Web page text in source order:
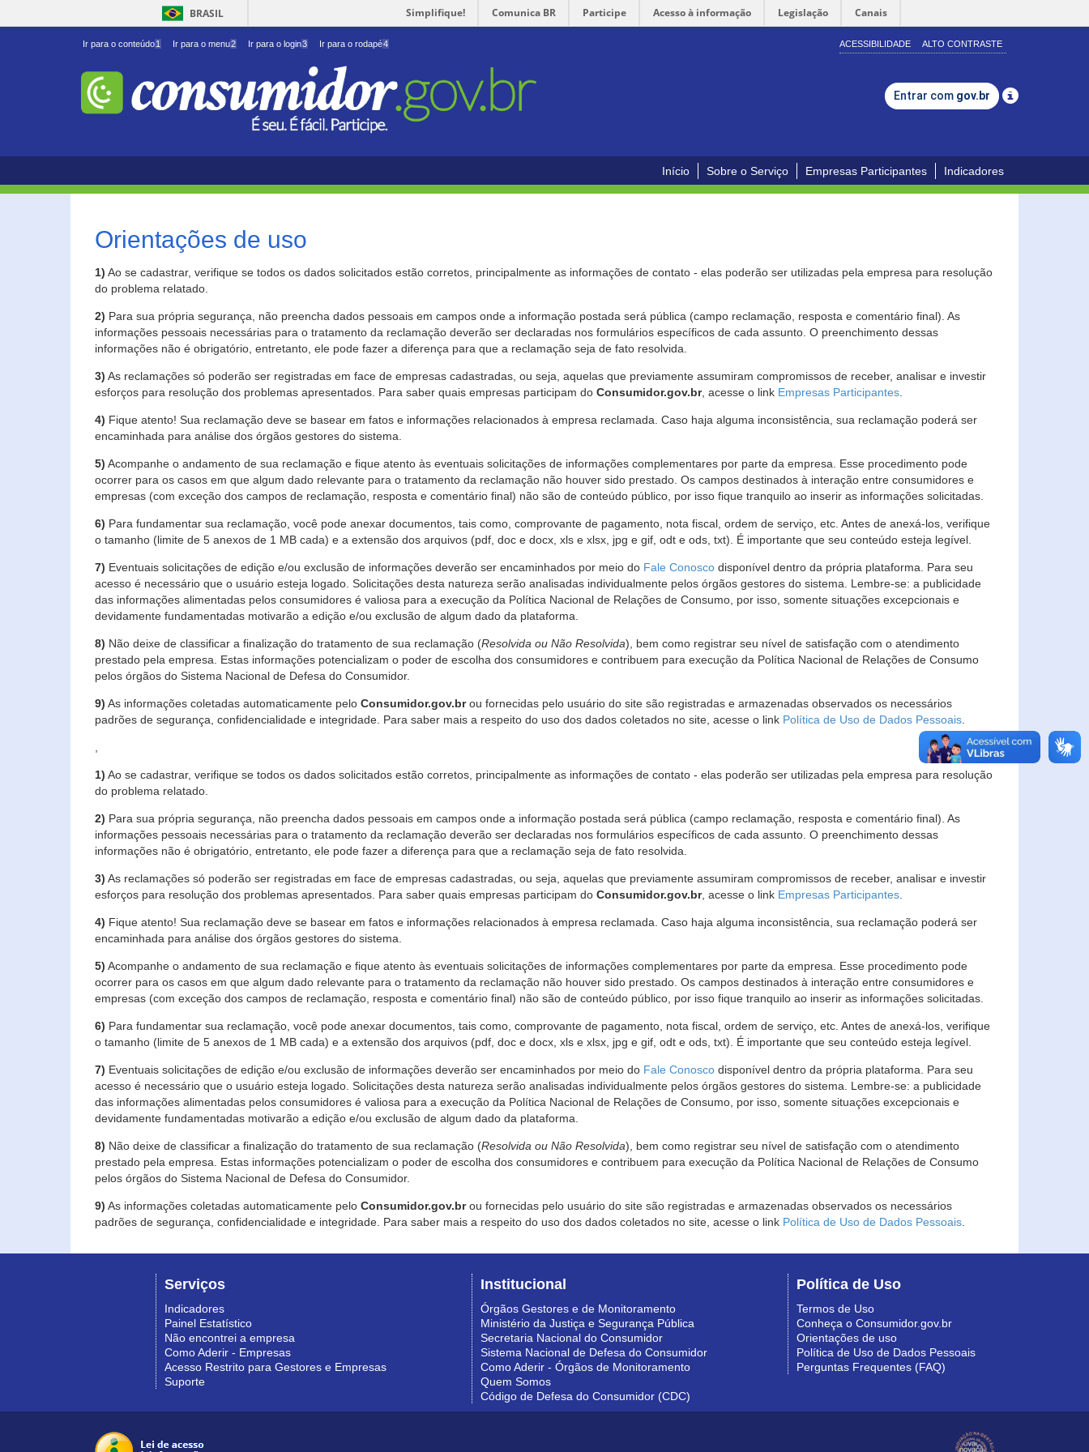
BRASIL Simplifique! Comunica BR Participe Acesso à informação Legislação Canais
Ir para o conteúdo1 Ir para o menu2 Ir para o login3 Ir para o rodapé4 ACESSIBILIDADE ALTO CONTRASTE
Entrar com gov.br
Início Sobre o Serviço Empresas Participantes Indicadores
Orientações de uso
1) Ao se cadastrar, verifique se todos os dados solicitados estão corretos, principalmente as informações de contato - elas poderão ser utilizadas pela empresa para resolução
do problema relatado.
2) Para sua própria segurança, não preencha dados pessoais em campos onde a informação postada será pública (campo reclamação, resposta e comentário final). As
informações pessoais necessárias para o tratamento da reclamação deverão ser declaradas nos formulários específicos de cada assunto. O preenchimento dessas
informações não é obrigatório, entretanto, ele pode fazer a diferença para que a reclamação seja de fato resolvida.
3) As reclamações só poderão ser registradas em face de empresas cadastradas, ou seja, aquelas que previamente assumiram compromissos de receber, analisar e investir
esforços para resolução dos problemas apresentados. Para saber quais empresas participam do Consumidor.gov.br, acesse o link Empresas Participantes
4) Fique atento! Sua reclamação deve se basear em fatos e informações relacionados à empresa reclamada. Caso haja alguma inconsistência, sua reclamação poderá ser
encaminhada para análise dos órgãos gestores do sistema.
5) Acompanhe o andamento de sua reclamação e fique atento às eventuais solicitações de informações complementares por parte da empresa. Esse procedimento pode
ocorrer para os casos em que algum dado relevante para o tratamento da reclamação não houver sido prestado. Os campos destinados à interação entre consumidores e
empresas (com exceção dos campos de reclamação, resposta e comentário final) não são de conteúdo público, por isso fique tranquilo ao inserir as informações solicitadas.
6) Para fundamentar sua reclamação, você pode anexar documentos, tais como, comprovante de pagamento, nota fiscal, ordem de serviço, etc. Antes de anexá-los, verifique
o tamanho (limite de 5 anexos de 1 MB cada) e a extensão dos arquivos (pdf, doc e docx, xls e xlsx, jpg e gif, odt e ods, txt). É importante que seu conteúdo esteja legível.
7) Eventuais solicitações de edição e/ou exclusão de informações deverão ser encaminhados por meio do Fale Conosco disponível dentro da própria plataforma. Para seu
acesso é necessário que o usuário esteja logado. Solicitações desta natureza serão analisadas individualmente pelos órgãos gestores do sistema. Lembre-se: a publicidade
das informações alimentadas pelos consumidores é valiosa para a execução da Política Nacional de Relações de Consumo, por isso, somente situações excepcionais e
devidamente fundamentadas motivarão a edição e/ou exclusão de algum dado da plataforma.
8) Não deixe de classificar a finalização do tratamento de sua reclamação (Resolvida ou Não Resolvida), bem como registrar seu nível de satisfação com o atendimento
prestado pela empresa. Estas informações potencializam o poder de escolha dos consumidores e contribuem para execução da Política Nacional de Relações de Consumo
pelos órgãos do Sistema Nacional de Defesa do Consumidor.
9) As informações coletadas automaticamente pelo Consumidor.gov.brou fornecidas pelo usuário do site são registradas e armazenadas observados os necessários
padrões de segurança, confidencialidade e integridade. Para saber mais a respeito do uso dos dados coletados no site, acesse o link Política de Uso de Dados Pessoais
1) Ao se cadastrar, verifique se todos os dados solicitados estão corretos, principalmente as informações de contato - elas poderão ser utilizadas pela empresa para resolução
do problema relatado.
2) Para sua própria segurança, não preencha dados pessoais em campos onde a informação postada será pública (campo reclamação, resposta e comentário final). As
informações pessoais necessárias para o tratamento da reclamação deverão ser declaradas nos formulários específicos de cada assunto. O preenchimento dessas
informações não é obrigatório, entretanto, ele pode fazer a diferença para que a reclamação seja de fato resolvida.
3) As reclamações só poderão ser registradas em face de empresas cadastradas, ou seja, aquelas que previamente assumiram compromissos de receber, analisar e investir
esforços para resolução dos problemas apresentados. Para saber quais empresas participam do Consumidor.gov.br, acesse o link Empresas Participantes
4) Fique atento! Sua reclamação deve se basear em fatos e informações relacionados à empresa reclamada. Caso haja alguma inconsistência, sua reclamação poderá ser
encaminhada para análise dos órgãos gestores do sistema.
5) Acompanhe o andamento de sua reclamação e fique atento às eventuais solicitações de informações complementares por parte da empresa. Esse procedimento pode
ocorrer para os casos em que algum dado relevante para o tratamento da reclamação não houver sido prestado. Os campos destinados à interação entre consumidores e
empresas (com exceção dos campos de reclamação, resposta e comentário final) não são de conteúdo público, por isso fique tranquilo ao inserir as informações solicitadas.
6) Para fundamentar sua reclamação, você pode anexar documentos, tais como, comprovante de pagamento, nota fiscal, ordem de serviço, etc. Antes de anexá-los, verifique
o tamanho (limite de 5 anexos de 1 MB cada) e a extensão dos arquivos (pdf, doc e docx, xls e xlsx, jpg e gif, odt e ods, txt). É importante que seu conteúdo esteja legível.
7) Eventuais solicitações de edição e/ou exclusão de informações deverão ser encaminhados por meio do Fale Conosco disponível dentro da própria plataforma. Para seu
acesso é necessário que o usuário esteja logado. Solicitações desta natureza serão analisadas individualmente pelos órgãos gestores do sistema. Lembre-se: a publicidade
das informações alimentadas pelos consumidores é valiosa para a execução da Política Nacional de Relações de Consumo, por isso, somente situações excepcionais e
devidamente fundamentadas motivarão a edição e/ou exclusão de algum dado da plataforma.
8) Não deixe de classificar a finalização do tratamento de sua reclamação (Resolvida ou Não Resolvida), bem como registrar seu nível de satisfação com o atendimento
prestado pela empresa. Estas informações potencializam o poder de escolha dos consumidores e contribuem para execução da Política Nacional de Relações de Consumo
pelos órgãos do Sistema Nacional de Defesa do Consumidor.
9) As informações coletadas automaticamente pelo Consumidor.gov.brou fornecidas pelo usuário do site são registradas e armazenadas observados os necessários
padrões de segurança, confidencialidade e integridade. Para saber mais a respeito do uso dos dados coletados no site, acesse o link Política de Uso de Dados Pessoais
Serviços
Indicadores
Painel Estatístico
Não encontrei a empresa
Como Aderir - Empresas
Acesso Restrito para Gestores e Empresas
Suporte
Institucional
Órgãos Gestores e de Monitoramento
Ministério da Justiça e Segurança Pública
Secretaria Nacional do Consumidor
Sistema Nacional de Defesa do Consumidor
Como Aderir - Órgãos de Monitoramento
Quem Somos
Código de Defesa do Consumidor (CDC)
Política de Uso
Termos de Uso
Conheça o Consumidor.gov.br
Orientações de uso
Política de Uso de Dados Pessoais
Perguntas Frequentes (FAQ)